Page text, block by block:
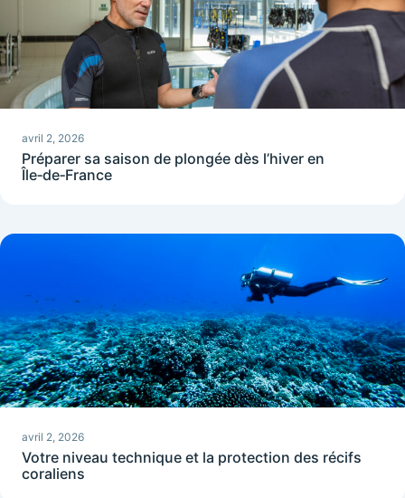
avril 2, 2026
Préparer sa saison de plongée dès l’hiver en
Île‑de‑France
avril 2, 2026
Votre niveau technique et la protection des récifs
coraliens